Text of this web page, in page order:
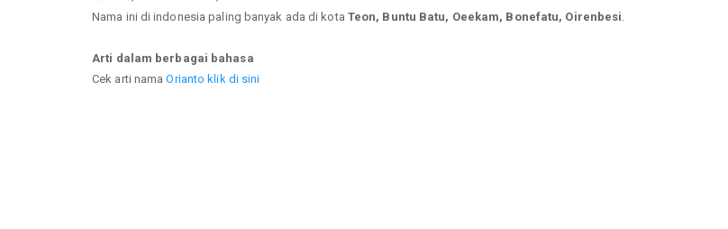
Nama ini di indonesia paling banyak ada di kota Teon, Buntu Batu, Oeekam, Bonefatu, Oirenbesi
Arti dalam berbagai bahasa
Cek arti namaOrianto klik di sini